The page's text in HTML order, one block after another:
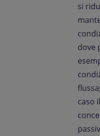
si
dove
caso